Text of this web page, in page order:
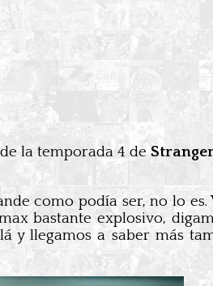
la temporada 4 de
como podía ser, no lo es.
bastante explosivo,
y llegamos a saber más